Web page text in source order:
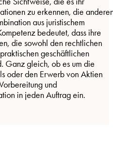
zu erkennen, die
aus juristischem
bedeutet, dass ihre
die sowohl den rechtlichen
geschäftlichen
Ganz gleich, ob es um die
oder den Erwerb von Aktien
und
in jeden Auftrag ein.